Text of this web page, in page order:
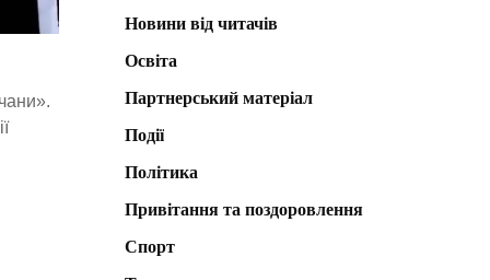
Новини від читачів
Освіта
Партнерський матеріал
Події
Політика
Привітання та поздоровлення
Спорт